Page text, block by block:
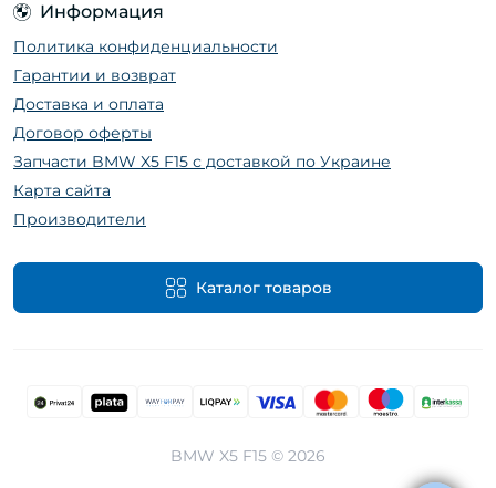
Информация
Политика конфиденциальности
Гарантии и возврат
Доставка и оплата
Договор оферты
Запчасти BMW X5 F15 с доставкой по Украине
Карта сайта
Производители
Каталог товаров
BMW X5 F15 © 2026